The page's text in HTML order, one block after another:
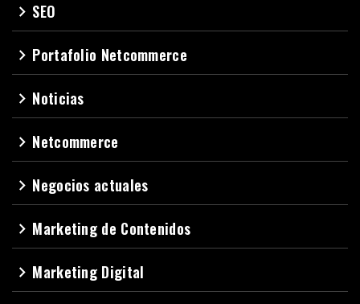
navigate_next SEO
navigate_next Portafolio Netcommerce
navigate_next Noticias
navigate_next Netcommerce
navigate_next Negocios actuales
navigate_next Marketing de Contenidos
navigate_next Marketing Digital